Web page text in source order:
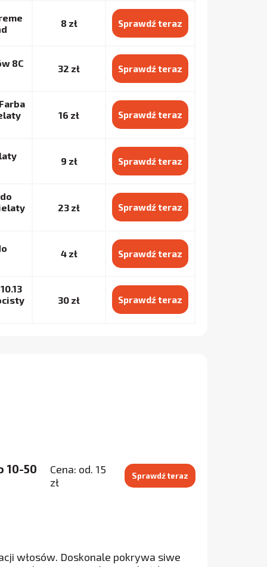
8 zł Sprawdź teraz
8C 32 zł Sprawdź teraz
16 zł Sprawdź teraz
9 zł Sprawdź teraz
23 zł Sprawdź teraz
4 zł Sprawdź teraz
30 zł Sprawdź teraz
10-50
Cena: od. 15
zł
Sprawdź teraz
włosów. Doskonale pokrywa siwe